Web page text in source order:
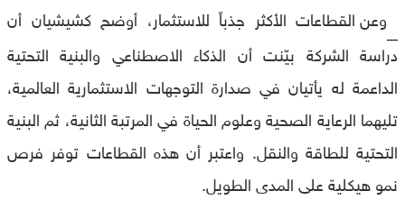
وعن القطاعات الأكثر جذباً للاستثمار، أوضح كشيشيان أن
دراسة الشركة بيّنت أن الذكاء الاصطناعي والبنية التحتية
الداعمة له يأتيان في صدارة التوجهات الاستثمارية العالمية،
تليهما الرعاية الصحية وعلوم الحياة في المرتبة الثانية، ثم البنية
التحتية للطاقة والنقل. واعتبر أن هذه القطاعات توفر فرص
نمو هيكلية على المدى الطويل.